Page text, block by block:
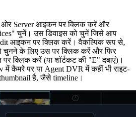
ओर Server आइकनपर क्लिक करें और
चुनें। उस डिवाइस को चुनें जिसे आप
आइकनपर क्लिक करें। वैकल्पिक रूप से,
चुनने के लिए उस पर क्लिक करें और फिर
क्लिक करें (या शॉर्टकट की "E" दबाएं)।
कैमरे पर या Agent DVR में कहीं भी राइट-
है, जैसे timeline।